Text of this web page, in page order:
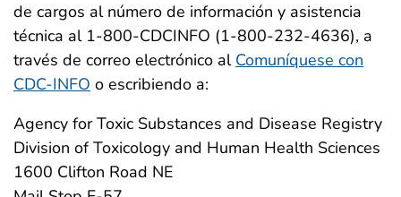
de cargos al número de información y asistencia
técnica al 1-800-CDCINFO (1-800-232-4636), a
través de correo electrónico al Comuníquese con
CDC-INFO o escribiendo a:
Agency for Toxic Substances and Disease Registry
Division of Toxicology and Human Health Sciences
1600 Clifton Road NE